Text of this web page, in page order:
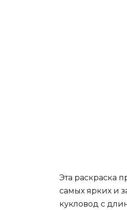
Эта раскраска
самых ярких и
кукловод с